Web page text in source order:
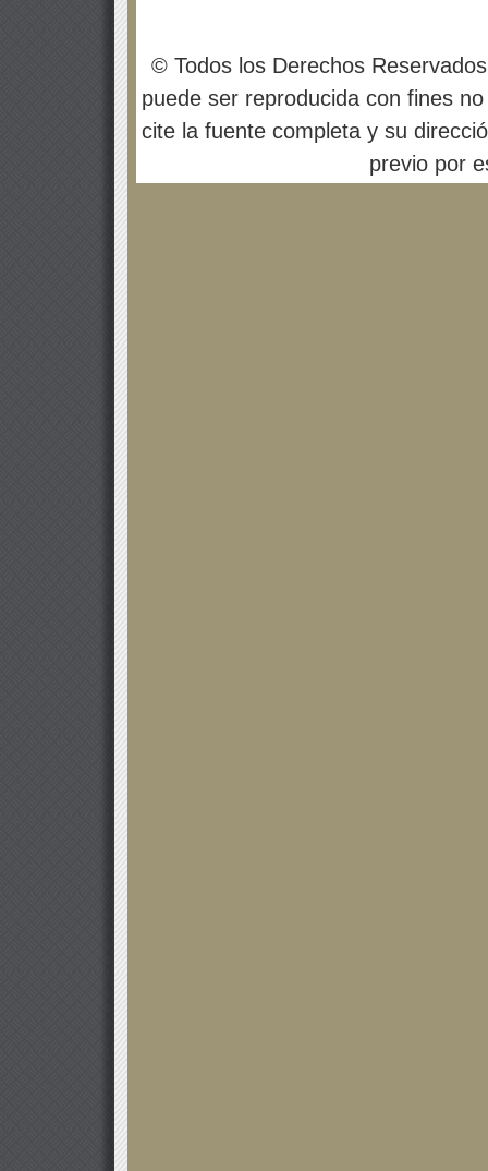
© Todos los Derechos
puede ser reproducida con fines
cite la fuente completa y su
previo por